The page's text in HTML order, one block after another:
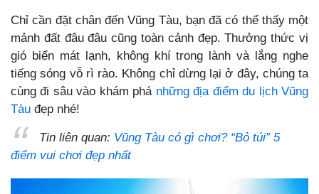
Chỉ cần đặt chân đến Vũng Tàu, bạn đã có thể thấy một
mảnh đất đâu đâu cũng toàn cảnh đẹp. Thưởng thức vị
gió biển mát lạnh, không khí trong lành và lắng nghe
tiếng sóng vỗ rì rào. Không chỉ dừng lại ở đây, chúng ta
cùng đi sâu vào khám phá những địa điểm du lịch Vũng
Tàu đẹp nhé!
Tin liên quan: Vũng Tàu có gì chơi? “Bỏ túi” 5
điểm vui chơi đẹp nhất